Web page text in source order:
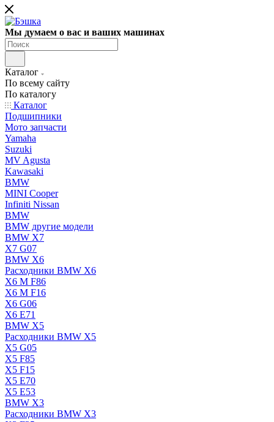
Мы думаем о вас и ваших машинах
Каталог
По всему сайту
По каталогу
Каталог
Подшипники
Мото запчасти
Yamaha
Suzuki
MV Agusta
Kawasaki
BMW
MINI Cooper
Infiniti Nissan
BMW
BMW другие модели
BMW X7
X7 G07
BMW X6
Расходники BMW X6
X6 M F86
X6 M F16
X6 G06
X6 E71
BMW X5
Расходники BMW X5
X5 G05
X5 F85
X5 F15
X5 E70
X5 E53
BMW X3
Расходники BMW X3